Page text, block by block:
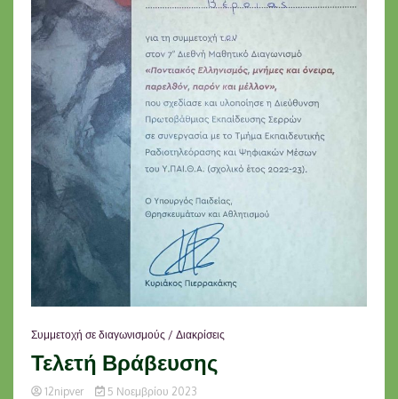
Συμμετοχή σε διαγωνισμούς / Διακρίσεις
Τελετή Βράβευσης
12nipver 5 Νοεμβρίου 2023